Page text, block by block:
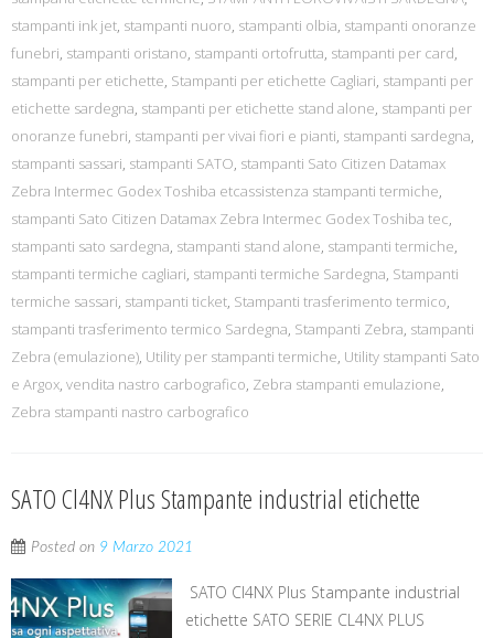
stampanti ink jet, stampanti nuoro, stampanti olbia, stampanti onoranze
funebri, stampanti oristano, stampanti ortofrutta, stampanti per card,
stampanti per etichette, Stampanti per etichette Cagliari, stampanti per
etichette sardegna, stampanti per etichette stand alone, stampanti per
onoranze funebri, stampanti per vivai fiori e pianti, stampanti sardegna,
stampanti sassari, stampanti SATO, stampanti Sato Citizen Datamax
Zebra Intermec Godex Toshiba etcassistenza stampanti termiche,
stampanti Sato Citizen Datamax Zebra Intermec Godex Toshiba tec,
stampanti sato sardegna, stampanti stand alone, stampanti termiche,
stampanti termiche cagliari, stampanti termiche Sardegna, Stampanti
termiche sassari, stampanti ticket, Stampanti trasferimento termico,
stampanti trasferimento termico Sardegna, Stampanti Zebra, stampanti
Zebra (emulazione), Utility per stampanti termiche, Utility stampanti Sato
e Argox, vendita nastro carbografico, Zebra stampanti emulazione,
Zebra stampanti nastro carbografico
SATO Cl4NX Plus Stampante industrial etichette
Posted on 9 Marzo 2021
SATO Cl4NX Plus Stampante industrial
etichette SATO SERIE CL4NX PLUS